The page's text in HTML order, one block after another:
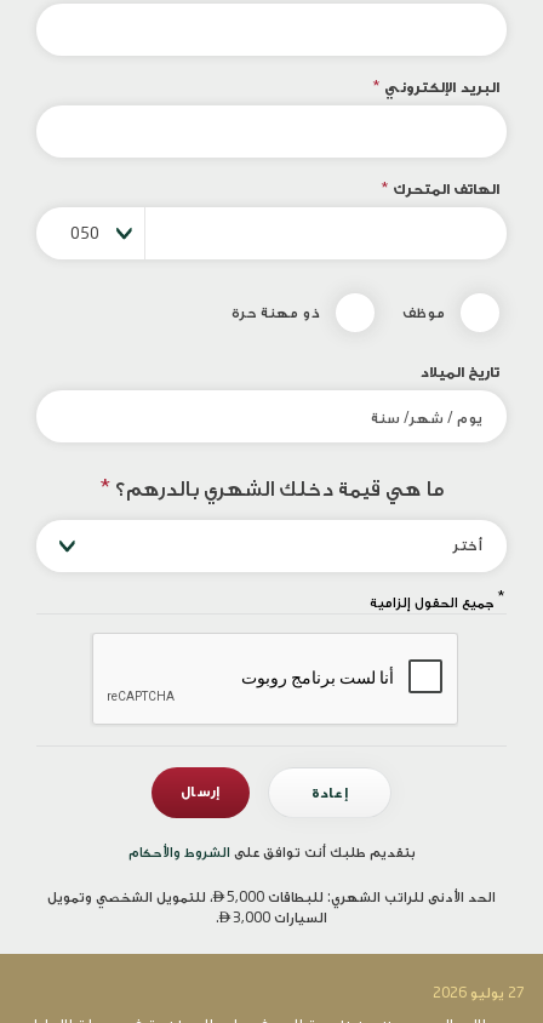
البريد الإلكتروني *
الهاتف المتحرك *
050
موظف ذو مهنة حرة
تاريخ الميلاد
ما هي قيمة دخلك الشهري بالدرهم؟ *
أختر
* جميع الحقول إلزامية
بتقديم طلبك أنت توافق على الشروط والأحكام
الحد الأدنى للراتب الشهري: للبطاقات 5,000، للتمويل الشخصي وتمويل
السيارات
3,000.
27 يوليو 2026